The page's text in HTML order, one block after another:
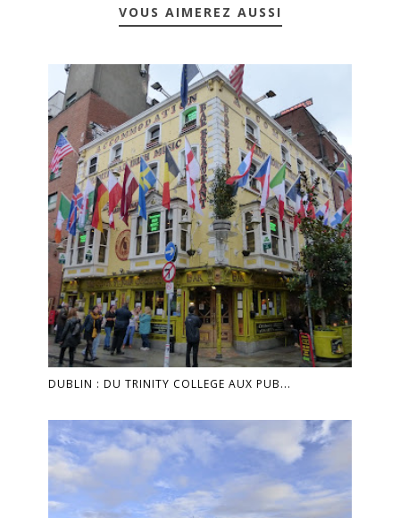
VOUS AIMEREZ AUSSI
DUBLIN : DU TRINITY COLLEGE AUX PUB...